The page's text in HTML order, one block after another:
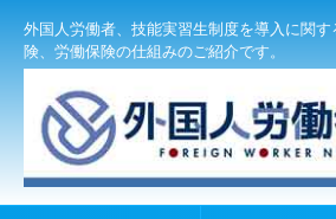
外国人労働者、技能実習生制度を導入に関
険、労働保険の仕組みのご紹介です。